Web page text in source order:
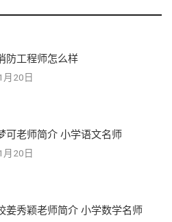
防工程师怎么样
月20日
可老师简介 小学语文名师
月20日
姜秀颖老师简介 小学数学名师